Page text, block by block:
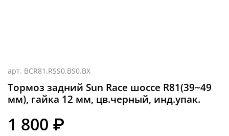
арт. BCR81.RSS0.BS0.BX
Тормоз задний Sun Race шоссе R81(39~49
мм), гайка 12 мм, цв.черный, инд.упак.
1 800 ₽